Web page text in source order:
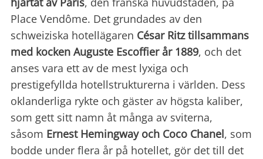
Place Vendôme. Det grundades av den
schweiziska hotellägaren César Ritz tillsammans
med kocken Auguste Escoffier år 1889, och det
anses vara ett av de mest lyxiga och
prestigefyllda hotellstrukturerna i världen. Dess
oklanderliga rykte och gäster av högsta kaliber,
som gett sitt namn åt många av sviterna,
såsom Ernest Hemingway och Coco Chanel, som
bodde under flera år på hotellet, gör det till det